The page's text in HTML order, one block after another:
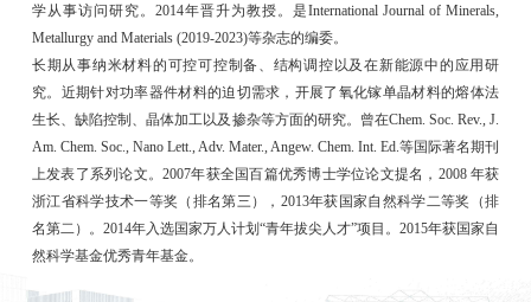
学从事访问研究。2014年晋升为教授。是International Journal of Minerals,
Metallurgy and Materials (2019-2023)等杂志的编委。
长期从事纳米材料的可控可控制备、结构调控以及在新能源中的应用研
究。近期针对功率器件材料的迫切需求，开展了氧化镓单晶材料的熔体法
生长、缺陷控制、晶体加工以及掺杂等方面的研究。曾在Chem. Soc. Rev., J.
Am. Chem. Soc., Nano Lett., Adv. Mater., Angew. Chem. Int. Ed.等国际著名期刊
上发表了系列论文。2007年获全国百篇优秀博士学位论文提名，2008 年获
浙江省科学技术一等奖（排名第三），2013年获国家自然科学二等奖（排
名第二）。2014年入选国家万人计划“青年拔尖人才”项目。2015年获国家自
然科学基金优秀青年基金。